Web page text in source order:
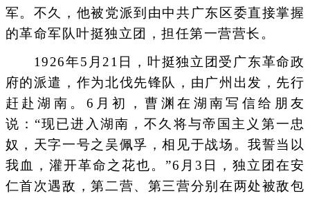
军。不久，他被党派到由中共广东区委直接掌握
的革命军队叶挺独立团，担任第一营营长。
1926年5月21日，叶挺独立团受广东革命政
府的派遣，作为北伐先锋队，由广州出发，先行
赶赴湖南。6月初，曹渊在湖南写信给朋友
说：“现已进入湖南，不久将与帝国主义第一忠
奴，天字一号之吴佩孚，相见于战场。我誓当以
我血，灌开革命之花也。”6月3日，独立团在安
仁首次遇敌，第二营、第三营分别在两处被敌包